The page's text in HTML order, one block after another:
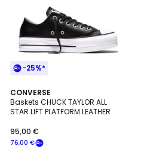
-25%*
CONVERSE
Baskets CHUCK TAYLOR ALL
STAR LIFT PLATFORM LEATHER
76,00 €
95,00 €
4,4
/ 5
2
Couleurs